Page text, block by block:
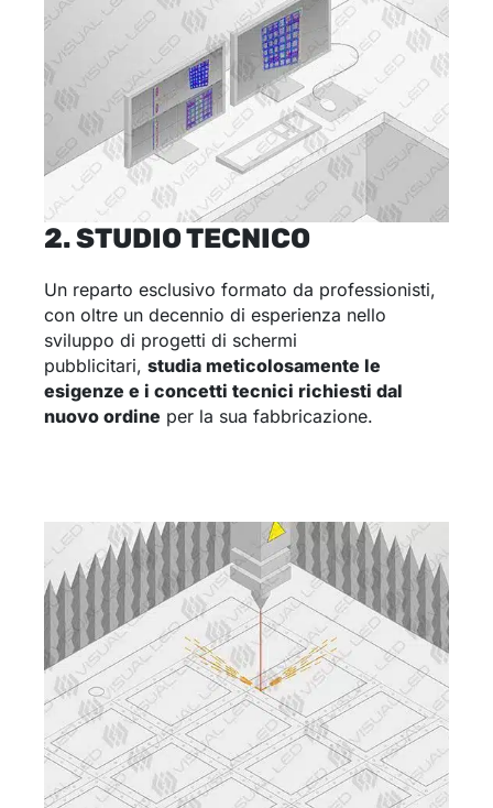
2. STUDIO TECNICO
Un reparto esclusivo formato da professionisti,
con oltre un decennio di esperienza nello
sviluppo di progetti di schermi
pubblicitari,studia meticolosamente le
esigenze e i concetti tecnici richiesti dal
nuovo ordine per la sua fabbricazione.